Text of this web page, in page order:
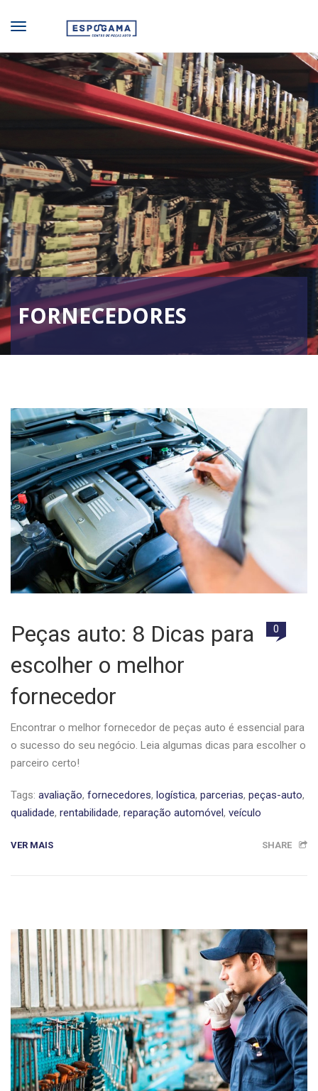
FORNECEDORES
Peças auto: 8 Dicas para
escolher o melhor
fornecedor
0
Encontrar o melhor fornecedor de peças auto é essencial para
o sucesso do seu negócio. Leia algumas dicas para escolher o
parceiro certo!
Tags: avaliação, fornecedores, logística, parcerias, peças-auto,
qualidade, rentabilidade, reparação automóvel, veículo
VER MAIS SHARE